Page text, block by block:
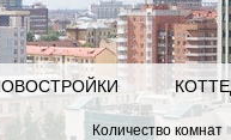
Количество комнат